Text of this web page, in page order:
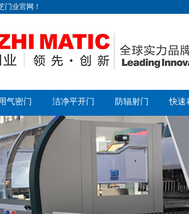
门业官网！
气密门 洁净平开门 防辐射门 快速